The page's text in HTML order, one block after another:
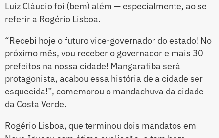
Luiz Cláudio foi (bem) além — especialmente, ao se
referir a Rogério Lisboa.
“Recebi hoje o futuro vice-governador do estado! No
próximo mês, vou receber o governador e mais 30
prefeitos na nossa cidade! Mangaratiba será
protagonista, acabou essa história de a cidade ser
esquecida!”, comemorou o mandachuva da cidade
da Costa Verde.
Rogério Lisboa, que terminou dois mandatos em